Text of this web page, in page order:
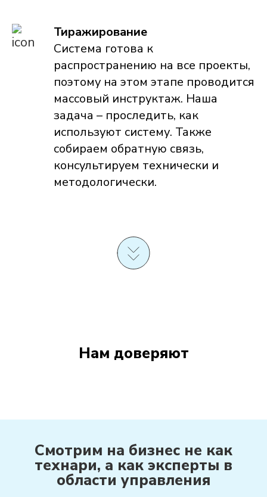
Тиражирование
Система готова к
распространению на все проекты,
поэтому на этом этапе проводится
массовый инструктаж. Наша
задача – проследить, как
используют систему. Также
собираем обратную связь,
консультируем технически и
методологически.
Нам доверяют
Смотрим на бизнес не как
технари, а как эксперты в
области управления